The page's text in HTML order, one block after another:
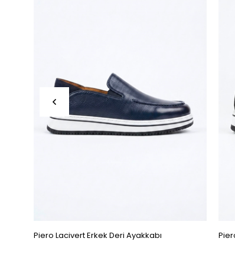
Piero Lacivert Erkek Deri Ayakkabı